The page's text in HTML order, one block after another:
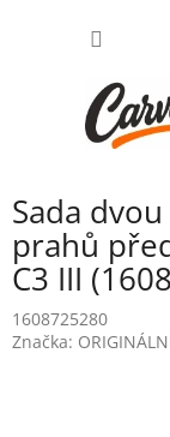
Sada
prahů
C3 III
1608725280
Značka: